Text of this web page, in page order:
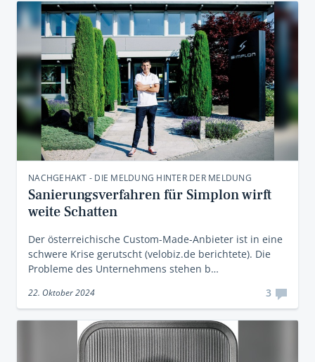
NACHGEHAKT - DIE MELDUNG HINTER DER MELDUNG
Sanierungsverfahren für Simplon wirft
weite Schatten
Der österreichische Custom-Made-Anbieter ist in eine
schwere Krise gerutscht (velobiz.de berichtete). Die
Probleme des Unternehmens stehen b…
22. Oktober 2024 3